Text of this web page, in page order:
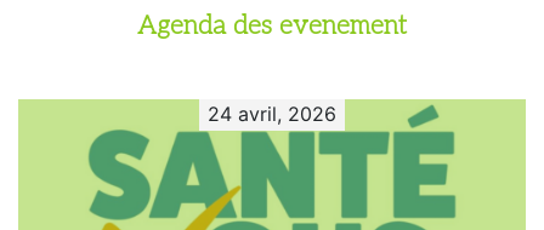
Agenda des evenement
24 avril, 2026